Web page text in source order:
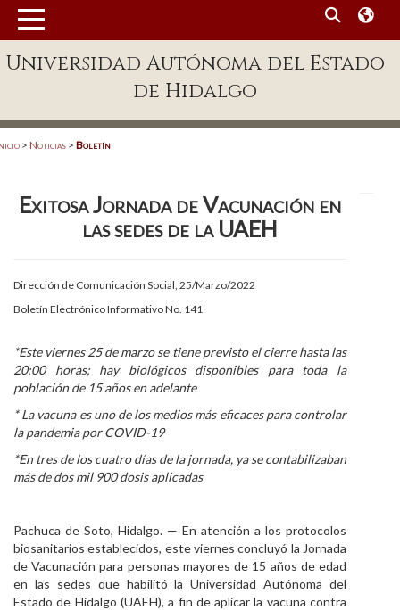
Enlaces
Patronato
Publicaciones en línea
Acreditación Internacional
Alumnado
Aspirantes
Personal
Alumni
Universidad Autónoma del Estado
de Hidalgo
> Noticias > Boletín
Exitosa Jornada de Vacunación en
las sedes de la UAEH
Dirección de Comunicación Social, 25/Marzo/2022
Boletín Electrónico Informativo No. 141
*Este viernes 25 de marzo se tiene previsto el cierre hasta las
20:00 horas; hay biológicos disponibles para toda la
población de 15 años en adelante
* La vacuna es uno de los medios más eficaces para controlar
la pandemia por COVID-19
*En tres de los cuatro días de la jornada, ya se contabilizaban
más de dos mil 900 dosis aplicadas
Pachuca de Soto, Hidalgo. — En atención a los protocolos
biosanitarios establecidos, este viernes concluyó la Jornada
de Vacunación para personas mayores de 15 años de edad
en las sedes que habilitó la Universidad Autónoma del
Estado de Hidalgo (UAEH), a fin de aplicar la vacuna contra